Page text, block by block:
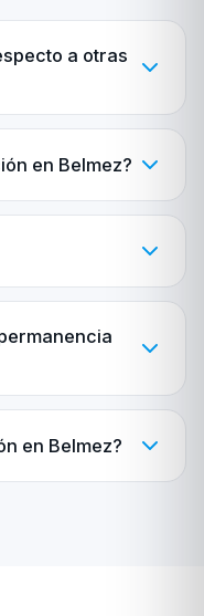
a otras
en Belmez?
en Belmez?